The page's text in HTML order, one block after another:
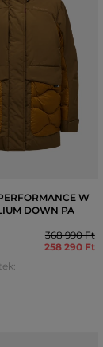
W
DOWN PA
368 990 Ft
258 290 Ft